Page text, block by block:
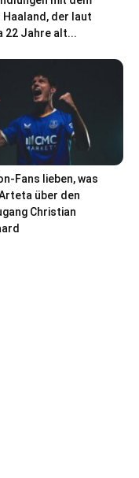
Haaland, der laut
22 Jahre alt...
Fans lieben, was
über den
Christian